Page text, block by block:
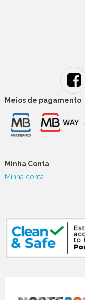
Meios de pagamento
Minha Conta
Minha conta